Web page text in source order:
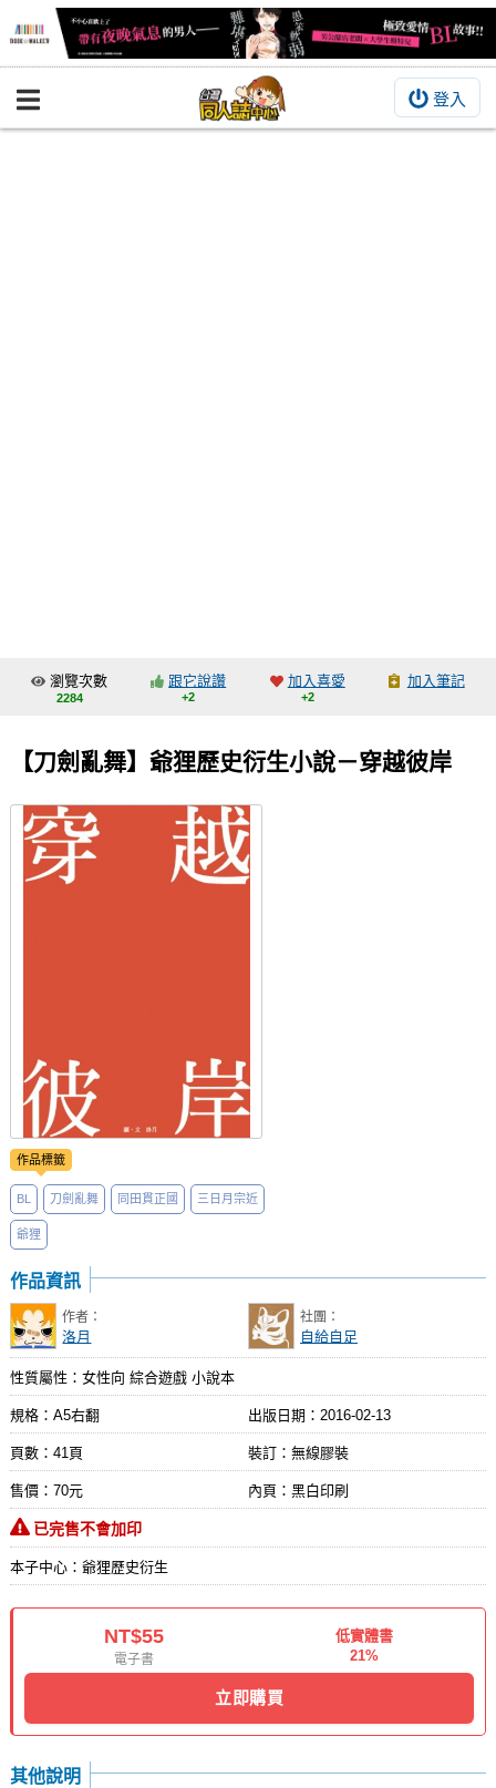
登入
BOOKY書集倉庫
交流中心
會員功能選單
會員中心
瀏覽次數
2284
跟它說讚
+2
加入喜愛
+2
加入筆記
【刀劍亂舞】爺狸歷史衍生小說－穿越彼岸
作品標籤
BL 刀劍亂舞 同田貫正國 三日月宗近
爺狸
作品資訊
作者：
洛月
社團：
自給自足
性質屬性：女性向 綜合遊戲 小說本
規格：A5右翻 出版日期： 2016-02-13
頁數：41頁 裝訂：無線膠裝
售價：70元 內頁：黑白印刷
已完售不會加印
本子中心：爺狸歷史衍生
NT$55
電子書
低實體書
21%
立即購買
其他說明